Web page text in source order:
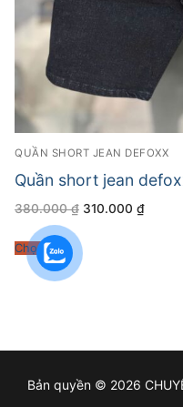
QUẦN SHORT JEAN DEFOXX
Quần short jean
380.000₫ Giá
310.000 ₫Giá
Chọn
Bản quyền © 2026